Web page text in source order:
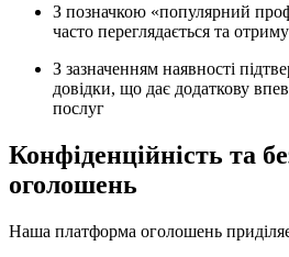
З позначкою «популярний
часто переглядається та
З зазначенням наявності
довідки, що дає додаткову
послуг
Конфіденційність та
оголошень
Наша платформа оголошень